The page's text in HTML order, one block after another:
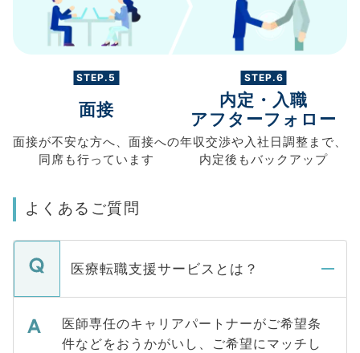
STEP.5
面接
面接が不安な方へ、 面接への
同席も行っています
STEP.6
内定・入職
アフターフォロー
年収交渉や入社日調整まで、
内定後もバックアップ
よくあるご質問
医療転職支援サービスとは？
医師専任のキャリアパートナーがご希望条
件などをおうかがいし、ご希望にマッチし